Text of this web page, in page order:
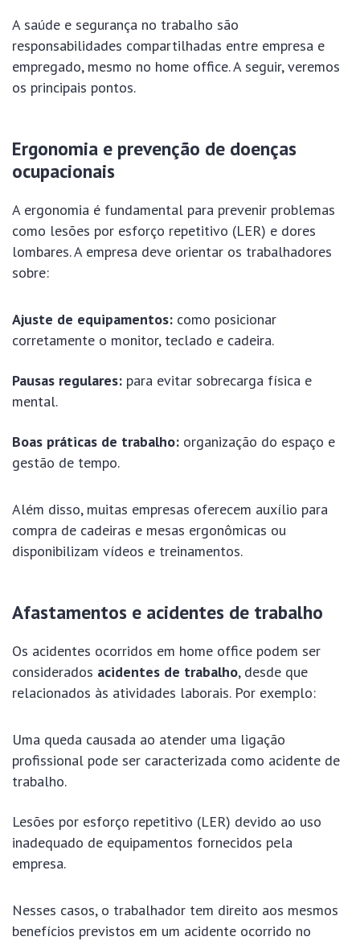
A saúde e segurança no trabalho são
responsabilidades compartilhadas entre empresa e
empregado, mesmo no home office. A seguir, veremos
os principais pontos.
Ergonomia e prevenção de doenças
ocupacionais
A ergonomia é fundamental para prevenir problemas
como lesões por esforço repetitivo (LER) e dores
lombares. A empresa deve orientar os trabalhadores
sobre:
Ajuste de equipamentos: como posicionar
corretamente o monitor, teclado e cadeira.
Pausas regulares: para evitar sobrecarga física e
mental.
Boas práticas de trabalho: organização do espaço e
gestão de tempo.
Além disso, muitas empresas oferecem auxílio para
compra de cadeiras e mesas ergonômicas ou
disponibilizam vídeos e treinamentos.
Afastamentos e acidentes de trabalho
Os acidentes ocorridos em home office podem ser
considerados acidentes de trabalho, desde que
relacionados às atividades laborais. Por exemplo:
Uma queda causada ao atender uma ligação
profissional pode ser caracterizada como acidente de
trabalho.
Lesões por esforço repetitivo (LER) devido ao uso
inadequado de equipamentos fornecidos pela
empresa.
Nesses casos, o trabalhador tem direito aos mesmos
benefícios previstos em um acidente ocorrido no